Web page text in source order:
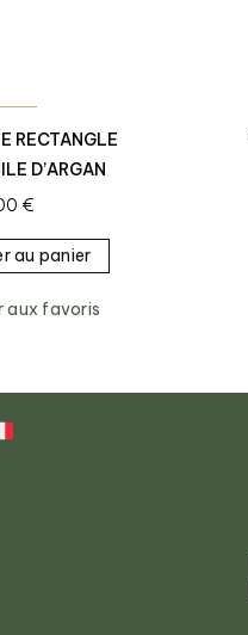
RECTANGLE
D’ARGAN
€
au panier
aux favoris